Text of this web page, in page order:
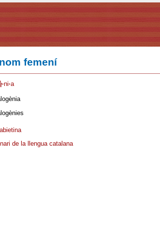
femení
·ni·a
abietina
de la llengua catalana